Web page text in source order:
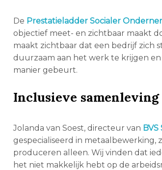
De Prestatieladder Socialer
objectief meet- en zichtbaar maakt
maakt zichtbaar dat een bedrijf zich
duurzaam aan het werk te krijgen
manier gebeurt.
Inclusieve samenleving
Jolanda van Soest, directeur van BVS
gespecialiseerd in metaalbewerking,
produceren alleen. Wij vinden dat
het niet makkelijk hebt op de